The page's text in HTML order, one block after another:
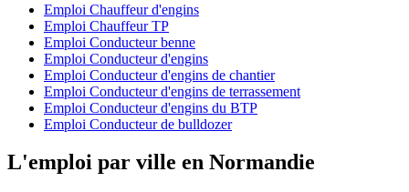
Emploi Chauffeur d'engins
Emploi Chauffeur TP
Emploi Conducteur benne
Emploi Conducteur d'engins
Emploi Conducteur d'engins de chantier
Emploi Conducteur d'engins de terrassement
Emploi Conducteur d'engins du BTP
Emploi Conducteur de bulldozer
L'emploi par ville en Normandie